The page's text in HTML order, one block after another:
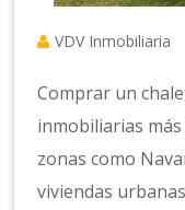
VDV Inmobiliaria
Comprar un
inmobiliarias
zonas como
viviendas